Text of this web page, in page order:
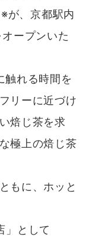
が、京都駅内
ープンいた
れる時間を
リーに近づけ
焙じ茶を求
極上の焙じ茶
もに、ホッと
」として